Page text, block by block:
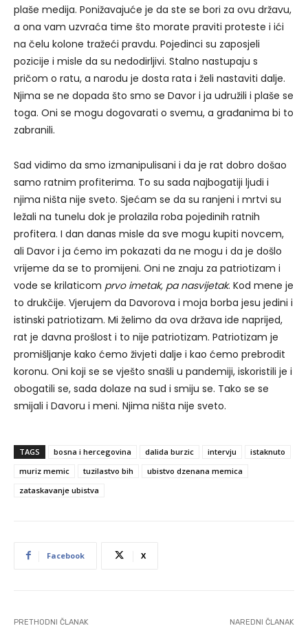
plaše medija. Ponižavajuće je da ste se bori za ovu državu,
a ona vam uzvraća time što morate praviti proteste i ići
na čelu kolone tražeći pravdu. Pojedinci su zaposjeli
pozicije i misle da su nedodirljivi. Stalno nastupaju s
pričom o ratu, a narodu je dosta rata i želi nastaviti dalje.
Njima se ne dopada što smo se Davor i ja udružili i plaše se
toga. Oni se mogu dogovarati o svemu, a građanima bi to
zabranili.
Sad vidimo da smo izmanipulisani i da je rat dobro došao
samo ratnim profiterima. To su sada najbogatiji ljudi i
njima ništa nije sveto. Sjećam se da su ranjeni i mrtvi su
ležali na tunelu dok je prolazila roba pojedinih ratnih
profitera. I dan danas misle da sve mogu kupiti novcem,
ali Davor i ja ćemo im pokazati da ne mogu i da je došlo
vrijeme da se to promijeni. Oni ne znaju za patriotizam i
vode se krilaticom prvo imetak, pa nasvijetak. Kod mene je
to drukčije. Vjerujem da Davorova i moja borba jesu jedini i
istinski patriotizam. Mi želimo da ova država ide naprijed,
rat je davna prošlost i to nije patriotizam. Patriotizam je
promišljanje kako ćemo živjeti dalje i kao ćemo prebrodit
koronu. Oni koji se se vješto snašli u pandemiji, iskoristili je i
obogatili se, sada dolaze na sud i smiju se. Tako se se
smijali i Davoru i meni. Njima ništa nije sveto.
TAGS bosna i hercegovina dalida burzic intervju
istaknuto
muriz memic
tuzilastvo bih
ubistvo dzenana memica
zataskavanje ubistva
Facebook X
PRETHODNI ČLANAK NAREDNI ČLANAK